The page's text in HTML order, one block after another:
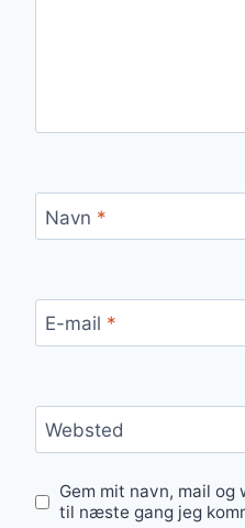
Navn *
E-mail *
Websted
Gem mit navn, mail
til næste gang jeg